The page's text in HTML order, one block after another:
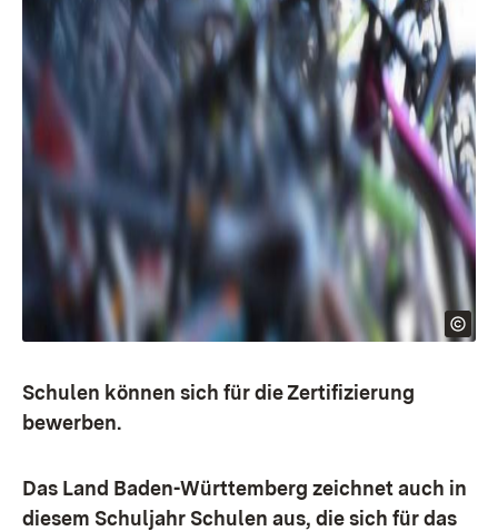
Schulen können sich für die Zertifizierung
bewerben.
Das Land Baden-Württemberg zeichnet auch in
diesem Schuljahr Schulen aus, die sich für das